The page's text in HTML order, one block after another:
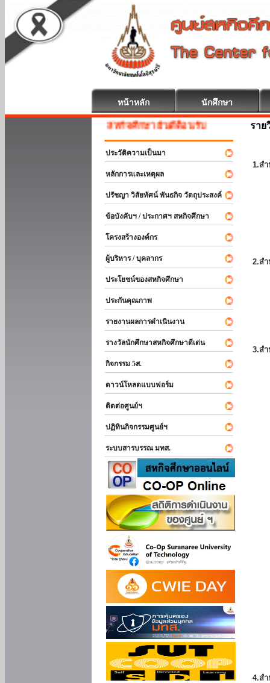
หน้าหลัก นักศึกษา
สหกิจศึกษา ยินดีต้อนรับ
ประวัติความเป็นมา
หลักการและเหตุผล
ปรัชญา วิสัยทัศน์ พันธกิจ วัตถุประสงค์
ข้อบังคับฯ / ประกาศฯ สหกิจศึกษา
โครงสร้างองค์กร
ผู้บริหาร / บุคลากร
ประโยชน์ของสหกิจศึกษา
ประกันคุณภาพ
รายงานผลการดำเนินงาน
รางวัลนักศึกษาสหกิจศึกษาดีเด่น
กิจกรรม 5ส.
ดาวน์โหลดแบบฟอร์ม
ติดต่อศูนย์ฯ
ปฏิทินกิจกรรมศูนย์ฯ
ระบบสารบรรณ มทส.
ราย
1.ส
2.ส
3.ส
4.ส